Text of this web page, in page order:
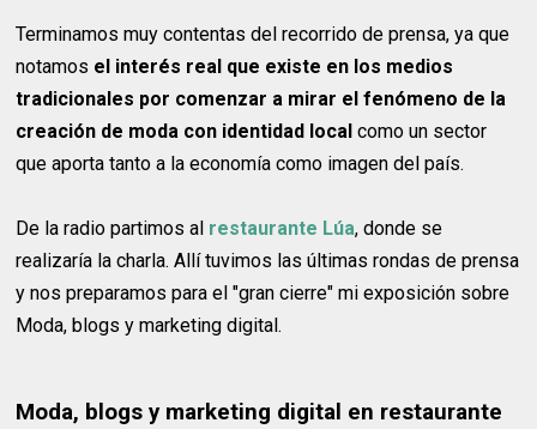
Terminamos muy contentas del recorrido de prensa, ya que
notamos el interés real que existe en los medios
tradicionales por comenzar a mirar el fenómeno de la
creación de moda con identidad localcomo un sector
que aporta tanto a la economía como imagen del país.
De la radio partimos al restaurante Lúa, donde se
realizaría la charla. Allí tuvimos las últimas rondas de prensa
y nos preparamos para el "gran cierre" mi exposición sobre
Moda, blogs y marketing digital.
Moda, blogs y marketing digital en restaurante